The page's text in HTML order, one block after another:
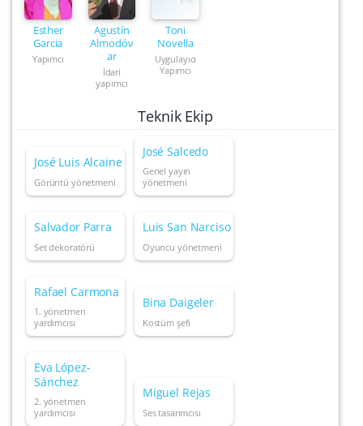
Esther
Garcia
Yapımcı
Agustín
Almodóv
ar
İdari
yapımcı
Toni
Novella
Uygulayıcı
Yapımcı
Teknik Ekip
José Luis Alcaine
Görüntü yönetmeni
José Salcedo
Genel yayın
yönetmeni
Salvador Parra
Set dekoratörü
Luis San Narciso
Oyuncu yönetmeni
Rafael Carmona
1. yönetmen
yardımcısı
Bina Daigeler
Kostüm şefi
Eva López-
Sánchez
2. yönetmen
yardımcısı
Miguel Rejas
Ses tasarımcısı